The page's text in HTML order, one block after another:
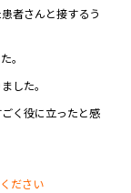
者さんと接するう
。
した。
く役に立ったと感
ださい